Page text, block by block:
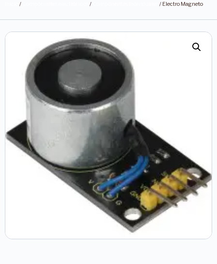
/ / / Electro Magneto